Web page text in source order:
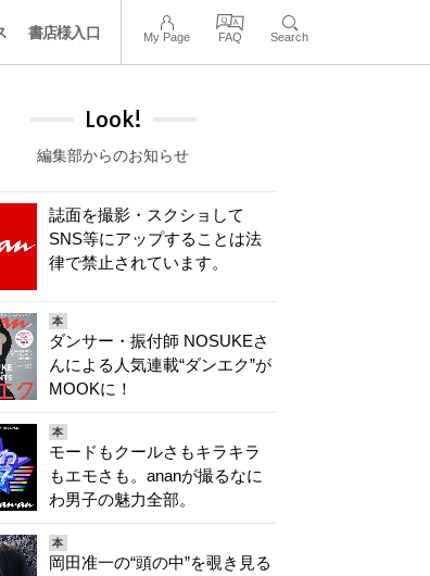
書店様入口 My Page FAQ Search
Look!
編集部からのお知らせ
誌面を撮影・スクショして
SNS等にアップすることは法
律で禁止されています。
本
ダンサー・振付師 NOSUKEさ
んによる人気連載“ダンエク”が
MOOKに！
本
モードもクールさもキラキラ
もエモさも。ananが撮るなに
わ男子の魅力全部。
本
岡田准一の“頭の中”を覗き見る